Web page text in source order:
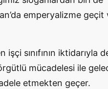
emperyalizme geçit
sınıfının iktidarıyla
mücadelesi ile
etmekten geçer.